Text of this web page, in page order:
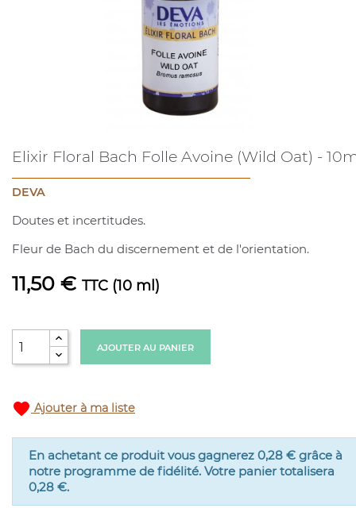
Elixir Floral Bach Folle Avoine (Wild Oat) -
DEVA
Doutes et incertitudes.
Fleur de Bach du discernement et de l'orientation.
11,50 € TTC (10 ml)
AJOUTER AU PANIER
favorite Ajouter à ma liste
En achetant ce produit vous gagnerez 0,28 € grâce à
notre programme de fidélité. Votre panier totalisera
0,28 €.